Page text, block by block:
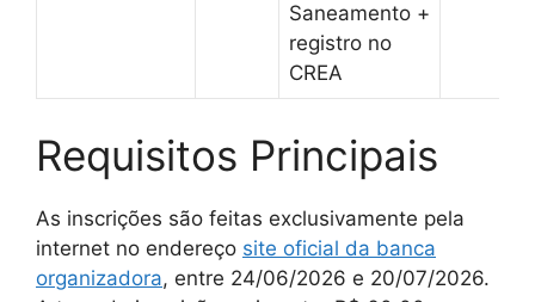
Saneamento +
registro no
CREA
Requisitos Principais
As inscrições são feitas exclusivamente pela
internet no endereço site oficial da banca
organizadora, entre 24/06/2026 e 20/07/2026.